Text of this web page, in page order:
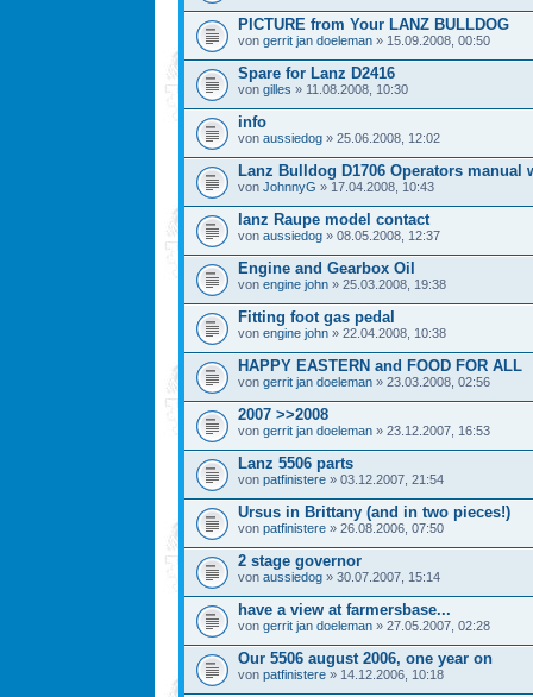
PICTURE from Your LANZ BULLDOG
von gerrit jan doeleman » 15.09.2008, 00:50
Spare for Lanz D2416
von gilles » 11.08.2008, 10:30
info
von aussiedog » 25.06.2008, 12:02
Lanz Bulldog D1706 Operators manual
von JohnnyG » 17.04.2008, 10:43
lanz Raupe model contact
von aussiedog » 08.05.2008, 12:37
Engine and Gearbox Oil
von engine john » 25.03.2008, 19:38
Fitting foot gas pedal
von engine john » 22.04.2008, 10:38
HAPPY EASTERN and FOOD FOR ALL
von gerrit jan doeleman » 23.03.2008, 02:56
2007 >>2008
von gerrit jan doeleman » 23.12.2007, 16:53
Lanz 5506 parts
von patfinistere » 03.12.2007, 21:54
Ursus in Brittany (and in two pieces!)
von patfinistere » 26.08.2006, 07:50
2 stage governor
von aussiedog » 30.07.2007, 15:14
have a view at farmersbase...
von gerrit jan doeleman » 27.05.2007, 02:28
Our 5506 august 2006, one year on
von patfinistere » 14.12.2006, 10:18